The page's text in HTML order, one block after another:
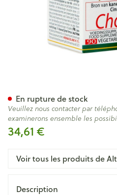
34,61 €
En rupture de stock
Veuillez nous contacter par
examinerons ensemble les
Voir tous les produits de
Description